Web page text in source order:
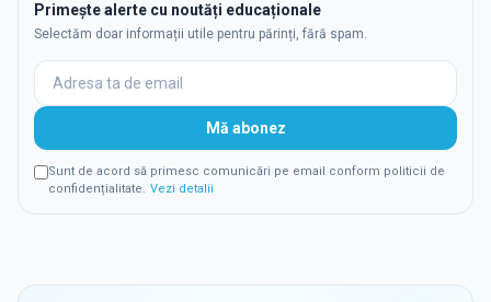
Primește alerte cu noutăți educaționale
Selectăm doar informații utile pentru părinți, fără spam.
Mă abonez
Sunt de acord să primesc comunicări pe email conform politicii de
confidențialitate. Vezi detalii